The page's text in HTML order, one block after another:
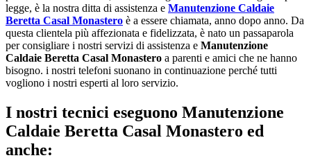
legge, è la nostra ditta di assistenza e Manutenzione Caldaie
Beretta Casal Monastero è a essere chiamata, anno dopo anno. Da
questa clientela più affezionata e fidelizzata, è nato un passaparola
per consigliare i nostri servizi di assistenza e Manutenzione
Caldaie Beretta Casal Monastero a parenti e amici che ne hanno
bisogno. i nostri telefoni suonano in continuazione perché tutti
vogliono i nostri esperti al loro servizio.
I nostri tecnici eseguono Manutenzione
Caldaie Beretta Casal Monastero ed
anche: